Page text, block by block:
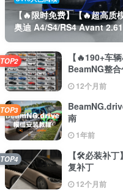
【🔥限时免费】【🔥超高质
奥迪 A4/S4/RS4 Avant 2.61
【🔥190+车
BeamNG整
12个月前
TOP2
南
1年前
TOP3
【🛠️必装补丁
复补丁
12个月前
TOP4